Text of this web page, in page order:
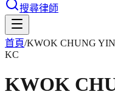
搜尋律師
首頁/KWOK CHUNG YIN
KC
KWOK